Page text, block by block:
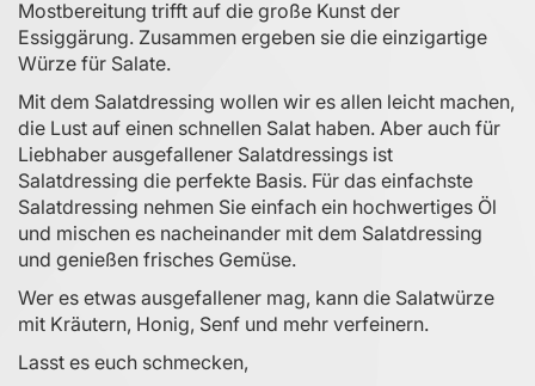
Mostbereitung trifft auf die große Kunst der
Essiggärung. Zusammen ergeben sie die einzigartige
Würze für Salate.
Mit dem Salatdressing wollen wir es allen leicht machen,
die Lust auf einen schnellen Salat haben. Aber auch für
Liebhaber ausgefallener Salatdressings ist
Salatdressing die perfekte Basis. Für das einfachste
Salatdressing nehmen Sie einfach ein hochwertiges Öl
und mischen es nacheinander mit dem Salatdressing
und genießen frisches Gemüse.
Wer es etwas ausgefallener mag, kann die Salatwürze
mit Kräutern, Honig, Senf und mehr verfeinern.
Lasst es euch schmecken,